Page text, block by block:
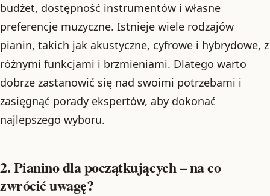
budżet, dostępność instrumentów i własne
preferencje muzyczne. Istnieje wiele rodzajów
pianin, takich jak akustyczne, cyfrowe i hybrydowe, z
różnymi funkcjami i brzmieniami. Dlatego warto
dobrze zastanowić się nad swoimi potrzebami i
zasięgnąć porady ekspertów, aby dokonać
najlepszego wyboru.
2. Pianino dla początkujących – na co
zwrócić uwagę?